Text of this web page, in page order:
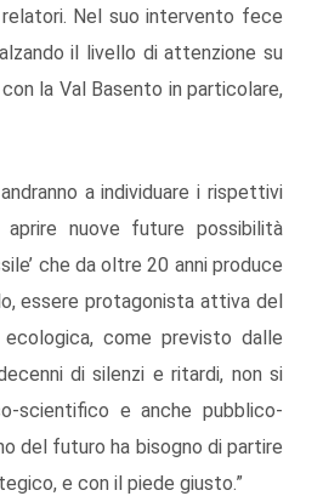
Nel suo intervento fece
il livello di attenzione su
la Val Basento in particolare,
a individuare i rispettivi
nuove future possibilità
che da oltre 20 anni produce
essere protagonista attiva del
come previsto dalle
di silenzi e ritardi, non si
scientifico e anche pubblico-
del futuro ha bisogno di partire
e con il piede giusto.”